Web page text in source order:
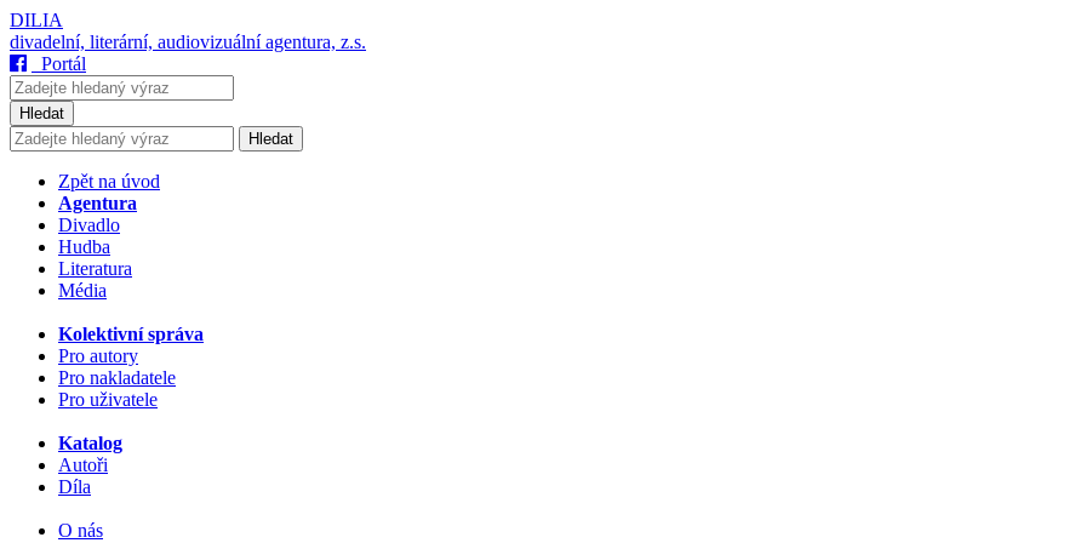
DILIA
divadelní, literární, audiovizuální agentura, z.s.
Portál
Hledat
Hledat
Zpět na úvod
Agentura
Divadlo
Hudba
Literatura
Média
Kolektivní správa
Pro autory
Pro nakladatele
Pro uživatele
Katalog
Autoři
Díla
O nás